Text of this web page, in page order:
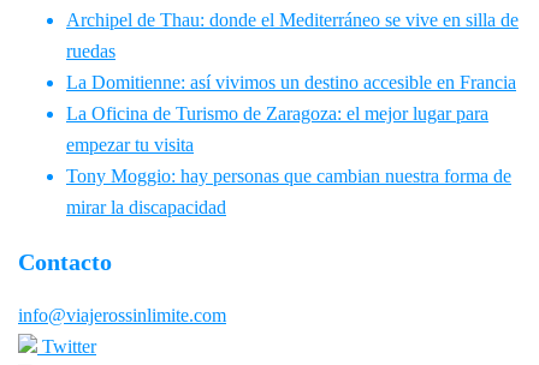
Archipel de Thau: donde el Mediterráneo se vive en silla de
ruedas
La Domitienne: así vivimos un destino accesible en Francia
La Oficina de Turismo de Zaragoza: el mejor lugar para
empezar tu visita
Tony Moggio: hay personas que cambian nuestra forma de
mirar la discapacidad
Contacto
info@viajerossinlimite.com
Twitter